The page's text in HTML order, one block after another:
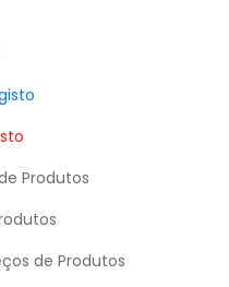
Produtos
de Produtos